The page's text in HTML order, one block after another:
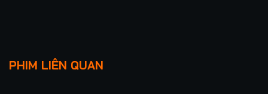
PHIM LIÊN QUAN
ULTRAMAN OMEGA